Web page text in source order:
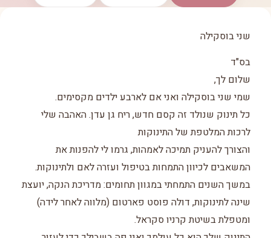
שני בוסקילה
בס"ד
שלום לך,
שמי שני בוסקילה ואני אם לארבע ילדים מקסימים.
כל תינוק שנולד זה קסם חדש, ריח גן עדן. האהבה שלי
לרכות המלטפת של התינוקות
והצורך להעניק תמיכה לאמהות, גרמו לי להפנות את
המשאבים לכיוון התמחות בטיפול ועזרה לאם ולתינוקות.
במשך השנים התמחתי במגוון תחומים: מדריכת הנקה, יועצת
שינה לתינוקות, דולה פוסט פארטום (מלווה לאחר לידה)
ומטפלת בשיטת קרניו סקראל.